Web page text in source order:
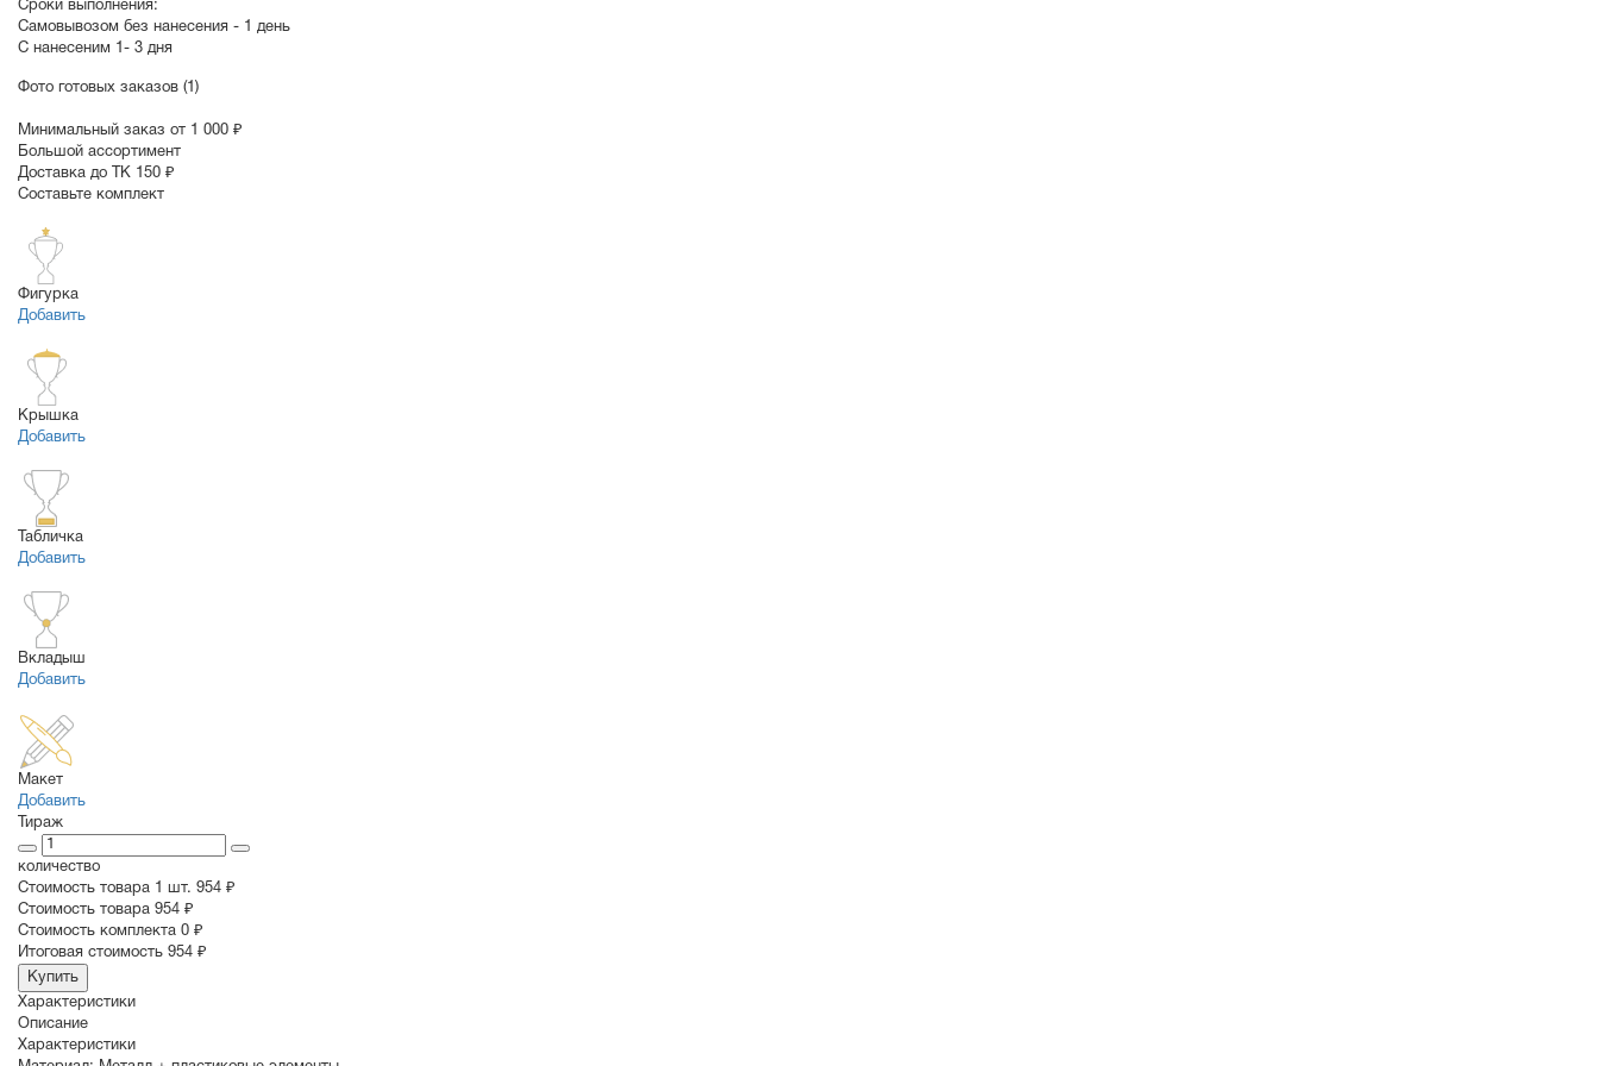
Сроки выполнения:
Самовывозом без нанесения - 1 день
С нанесеним 1- 3 дня
Фото готовых заказов (1)
Минимальный заказ от 1 000 ₽
Большой ассортимент
Доставка до ТК 150 ₽
Составьте комплект
Фигурка
Добавить
Крышка
Добавить
Табличка
Добавить
Вкладыш
Добавить
Макет
Добавить
Тираж
количество
Стоимость товара 1 шт. 954 ₽
Cтоимость товара 954 ₽
Стоимость комплекта 0 ₽
Итоговая стоимость 954 ₽
Купить
Характеристики
Описание
Характеристики